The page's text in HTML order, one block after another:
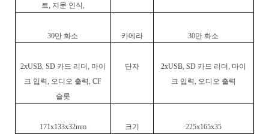
트
지문 인식
30만 화소 카메라 30만 화소
2xUSB, SD 카드 리더
마이
크 입력
오디오 출력 , CF
슬롯
단자 2xUSB, SD 카드 리더
마이
크 입력
오디오 출력
171x133x32mm 크기 225x165x35